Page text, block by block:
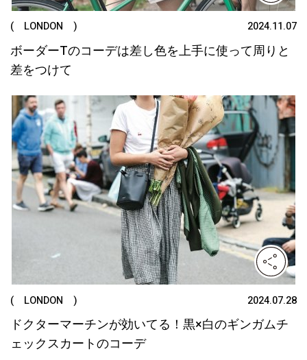
( LONDON ) 2024.11.07
ボーダーTのコーデは差し色を上手に使って周りと
差をつけて
( LONDON ) 2024.07.28
ドクターマーチンが効いてる！黒×白のギンガムチ
ェックスカートのコーデ